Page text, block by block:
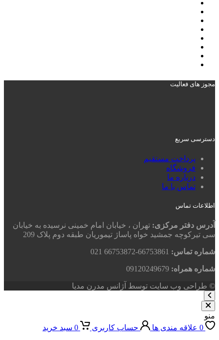
مجوز های فعالیت
دسترسی سریع
پرداخت مستقیم
فروشگاه
درباره ما
تماس با ما
اطلاعات تماس
آدرس دفتر مرکزی: تهران ، خیابان امام خمینی نرسیده به خیابان
سی تیرکوچه جمشید خواه پاساژ تیموریان طبقه دوم پلاک 209
شماره تماس:
شماره همراه:
© طراحی وب سایت توسط آژانس مدرن مدیا
منو
0 علاقه مندی ها حساب کاربری 0 سبد خرید